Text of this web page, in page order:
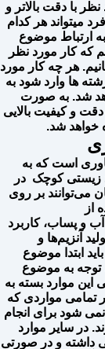
با دقت بالاتر و
میتواند هر کدام
به ارتباط موضوع
که کار مورد نظر
هر چه کار مورد
ها وارد شود به
شد. به صورت
دقت و کیفیت بالایی
خواهد شد.
است که به
زیستی کوچک در
می‌توانند بر روی
از
آب و پساب، کاربرد
آنزیم‌ها و
ابتدا موضوع
توجه به موضوع
این موارد بسته به
تمامی مواردی که
شود برای انجام
در سایر موارد
داشته و در صورتی